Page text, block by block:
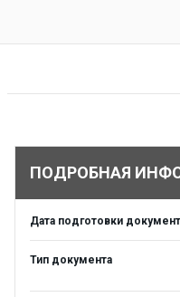
ПОДРОБНАЯ
Дата подготовки
Тип документа